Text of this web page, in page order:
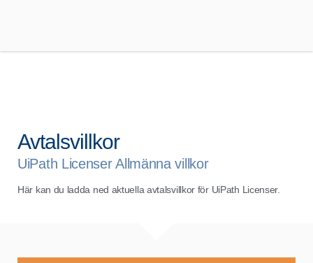
Avtalsvillkor
UiPath Licenser Allmänna villkor
Här kan du ladda ned aktuella avtalsvillkor för UiPath Licenser.